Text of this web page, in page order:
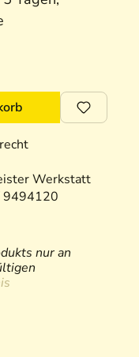
Werkstatt
nur an